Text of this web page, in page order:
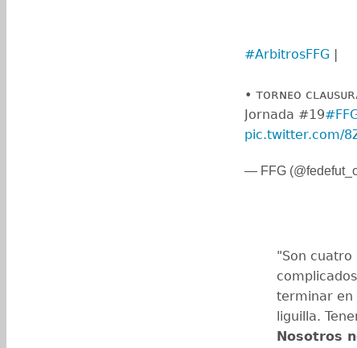
#ArbitrosFFG |
• ᴛᴏʀɴᴇᴏ
️Jornada #19
pic.twitter.com/
— FFG
"Son
terminar en
liguilla.
Nosotros